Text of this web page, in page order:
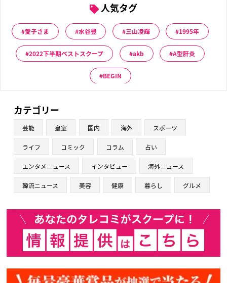
人気タグ
愛子さま 水谷豊 三山凌輝 1995年
2022下半期ベストスクープ akb A型肝炎
BEGIN
カテゴリー
芸能 皇室 国内 海外 スポーツ
ライフ コミック コラム 占い
エンタメニュース インタビュー 海外ニュース
韓流ニュース 美容 健康 暮らし グルメ